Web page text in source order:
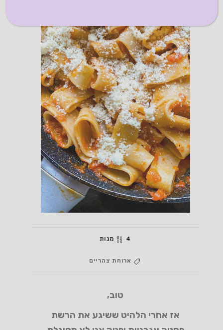
4 מנות
ארוחת צהריים
טוב,
אז אחרי הלהיט ששיגע את הרשת